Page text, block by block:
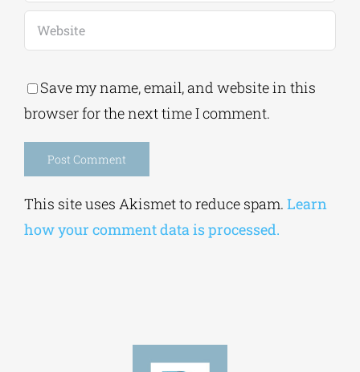
Save my name, email, and website in this
browser for the next time I comment.
This site uses Akismet to reduce spam. Learn
how your comment data is processed.